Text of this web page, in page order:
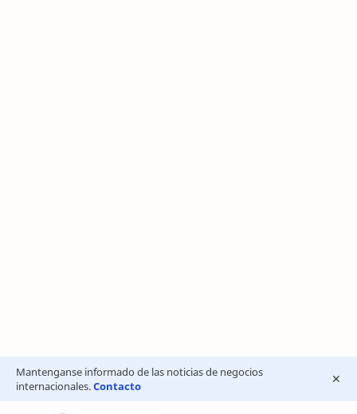
Mantenganse informado de las noticias de negocios
internacionales.Contacto